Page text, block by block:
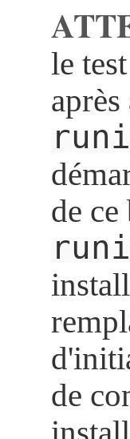
le
de
de